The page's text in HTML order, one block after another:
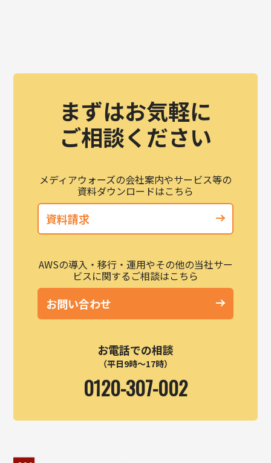
まずはお気軽に
ご相談ください
メディアウォーズの会社案内やサービス等の
資料ダウンロードはこちら
資料請求
AWSの導入・移行・運用やその他の当社サー
ビスに関するご相談はこちら
お問い合わせ
お電話での相談
（平日9時～17時）
0120-307-002